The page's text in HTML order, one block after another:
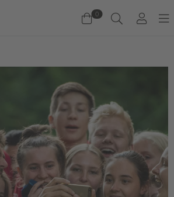
0
Produkte im Warenkorb.